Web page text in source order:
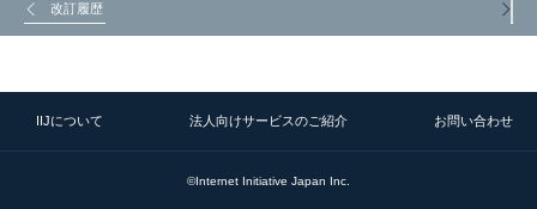
改訂履歴
IIJについて 法人向けサービスのご紹介 お問い合わせ
©Internet Initiative Japan Inc.